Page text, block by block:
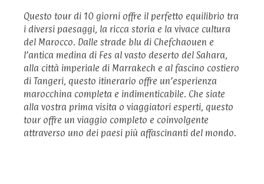
Questo tour di 10 giorni offre il perfetto equilibrio tra
i diversi paesaggi, la ricca storia e la vivace cultura
del Marocco. Dalle strade blu di Chefchaouen e
l’antica medina di Fes al vasto deserto del Sahara,
alla città imperiale di Marrakech e al fascino costiero
di Tangeri, questo itinerario offre un’esperienza
marocchina completa e indimenticabile. Che siate
alla vostra prima visita o viaggiatori esperti, questo
tour offre un viaggio completo e coinvolgente
attraverso uno dei paesi più affascinanti del mondo.